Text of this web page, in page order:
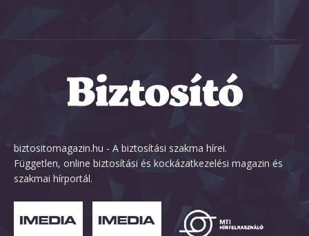
biztositomagazin.hu - A biztosítási szakma hírei.
Független, online biztosítási és kockázatkezelési magazin és
szakmai hírportál.